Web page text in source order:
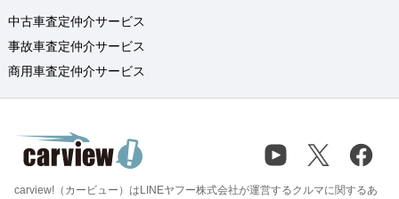
中古車査定仲介サービス
事故車査定仲介サービス
商用車査定仲介サービス
carview!（カービュー）はLINEヤフー株式会社が運営するクルマに関するあ